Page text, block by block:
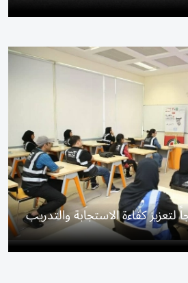
لتعزيز كفاءة الاستجابة والتدريب